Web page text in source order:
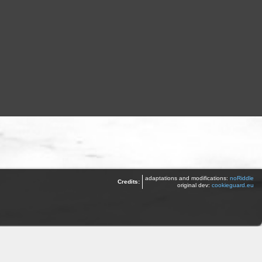
Credits:
adaptations and modifications: noRiddle
original dev: cookieguard.eu